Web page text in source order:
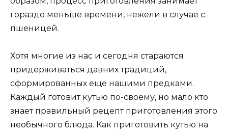
гораздо меньше времени, нежели в случае с
пшеницей.
Хотя многие из нас и сегодня стараются
придерживаться давних традиций,
сформированных еще нашими предками.
Каждый готовит кутью по-своему, но мало кто
знает правильный рецепт приготовления этого
необычного блюда. Как приготовить кутью на